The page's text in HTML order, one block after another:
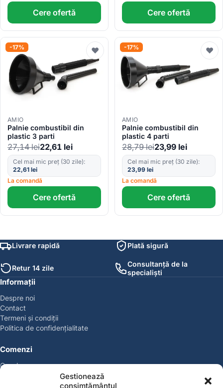
Gestionează
consimțământul
Cere ofertă Cere ofertă
-17% ♥
AMIO
Palnie combustibil din
plastic 3 parti
27,14lei22,61 lei
Cel mai mic preț (30 zile):
22,61 lei
La comandă
Cere ofertă
-17% ♥
AMIO
Palnie combustibil din
plastic 4 parti
28,79lei23,99 lei
Cel mai mic preț (30 zile):
23,99 lei
La comandă
Cere ofertă
Livrare rapidă Plată sigură
Retur 14 zile
Consultanță de la
specialiști
Informații
Despre noi
Contact
Termeni și condiții
Politica de confidențialitate
Comenzi
Coșul meu